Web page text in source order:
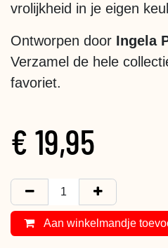
vrolijkheid in je eigen
Ontworpen door Ingela
Verzamel de hele
favoriet.
€ 19,95
Aan winkelmandje